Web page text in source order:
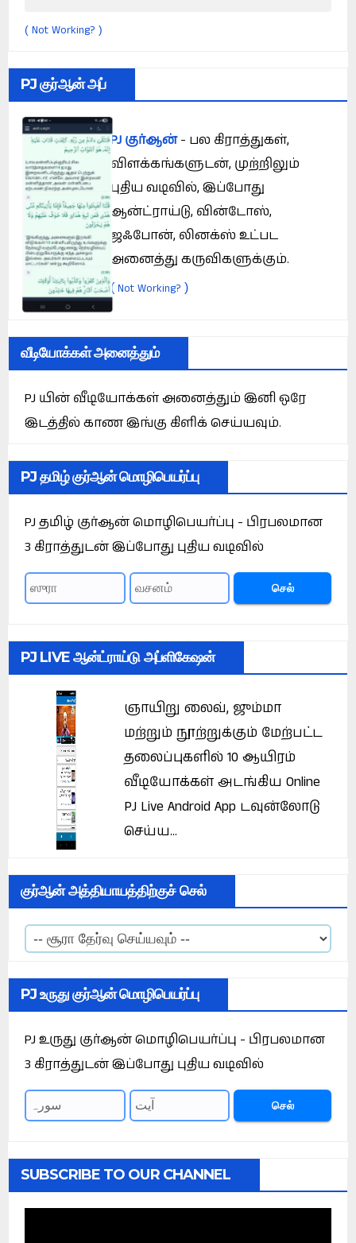
( Not Working? )
PJ குர்ஆன் அப்
PJ குர்ஆன்- பல கிராத்துகள்,
விளக்கங்களுடன், முற்றிலும்
புதிய வடிவில், இப்போது
ஆன்ட்ராய்டு, வின்டோஸ்,
ஜஃபோன், லினக்ஸ் உட்பட
அனைத்து கருவிகளுக்கும்.
(Not Working? )
வீடியோக்கள் அனைத்தும்
PJ யின் வீடியோக்கள் அனைத்தும் இனி ஒரே
இடத்தில் காண இங்கு கிளிக் செய்யவும்.
PJ தமிழ் குர்ஆன் மொழிபெயர்ப்பு
PJ தமிழ் குர்ஆன் மொழிபெயர்ப்பு - பிரபலமான
3 கிராத்துடன் இப்போது புதிய வடிவில்
செல்
PJ LIVE ஆன்ட்ராய்டு அப்ளிகேஷன்
ஞாயிறு லைவ், ஜும்மா
மற்றும் நூற்றுக்கும் மேற்பட்ட
தலைப்புகளில் 10 ஆயிரம்
வீடியோக்கள் அடங்கிய Online
PJ Live Android App டவுன்லோடு
செய்ய...
குர்ஆன் அத்தியாயத்திற்குச் செல்
PJ உருது குர்ஆன் மொழிபெயர்ப்பு
PJ உருது குர்ஆன் மொழிபெயர்ப்பு - பிரபலமான
3 கிராத்துடன் இப்போது புதிய வடிவில்
செல்
SUBSCRIBE TO OUR CHANNEL